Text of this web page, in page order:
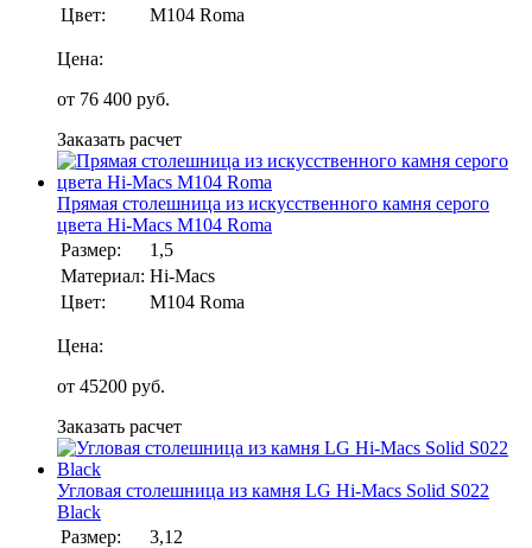
Цвет:
M104 Roma
Цена:
от 76 400 руб.
Заказать расчет
Прямая столешница из искусственного камня серого
цвета Hi-Macs M104 Roma
Размер:
1,5
Материал: Hi-Macs
Цвет:
M104 Roma
Цена:
от 45200 руб.
Заказать расчет
Угловая столешница из камня LG Hi-Macs Solid S022
Black
Размер:
3,12